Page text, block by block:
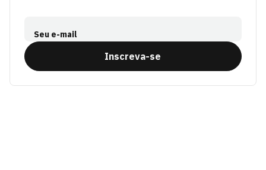
Seu e-mail
Inscreva-se